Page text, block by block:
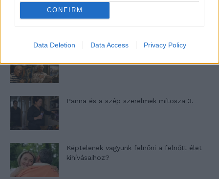
CONFIRM
Data Deletion Data Access Privacy Policy
A világ legismertebb ruhái
Panna és a szép szerelmek mítosza 3.
Képtelenek vagyunk felnőni a felnőtt élet
kihívásaihoz?